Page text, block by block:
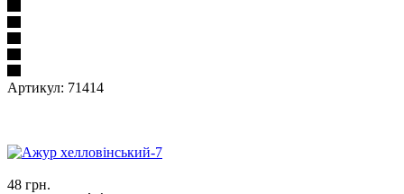
Артикул: 71414
48 грн.